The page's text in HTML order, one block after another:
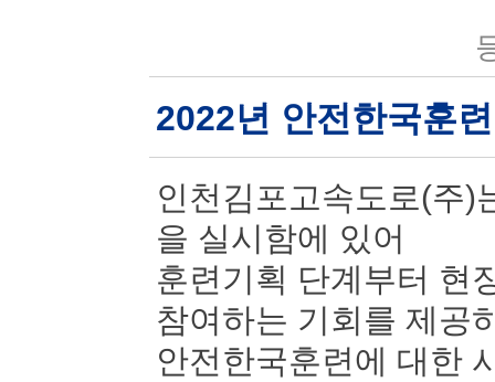
2022년 안전한국훈
인천김포고속도로(주)
을 실시함에 있어
훈련기획 단계부터 현
참여하는 기회를 제공
안전한국훈련에 대한